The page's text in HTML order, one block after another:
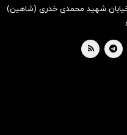
خیابان شهید محمدی خدری (شاهین)